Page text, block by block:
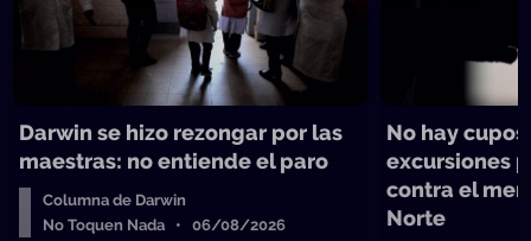
Darwin se hizo rezongar por las
maestras: no entiende el paro
Columna de Darwin
No Toquen Nada • 06/08/2026
No hay
excursiones
contra el
Norte